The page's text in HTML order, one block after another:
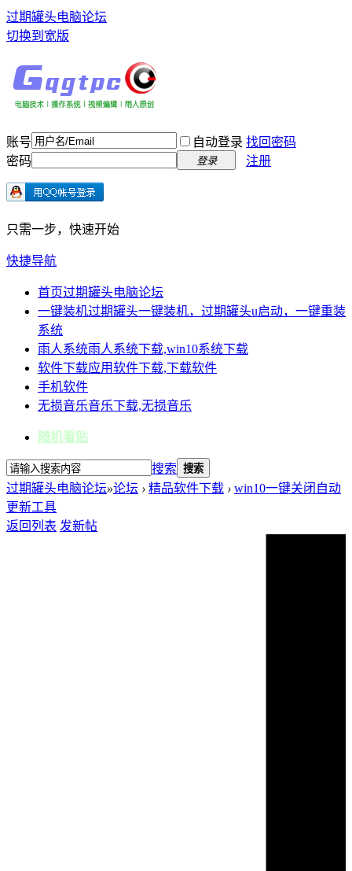
过期罐头电脑论坛
切换到宽版
账号 自动登录 找回密码
密码
登录 注册
只需一步，快速开始
快捷导航
首页过期罐头电脑论坛
一键装机过期罐头一键装机，过期罐头u启动，一键重装
系统
雨人系统雨人系统下载,win10系统下载
软件下载应用软件下载,下载软件
手机软件
无损音乐音乐下载,无损音乐
随机看贴
搜索 搜索
过期罐头电脑论坛»论坛 › 精品软件下载 › win10一键关闭自动
更新工具
返回列表 发新帖